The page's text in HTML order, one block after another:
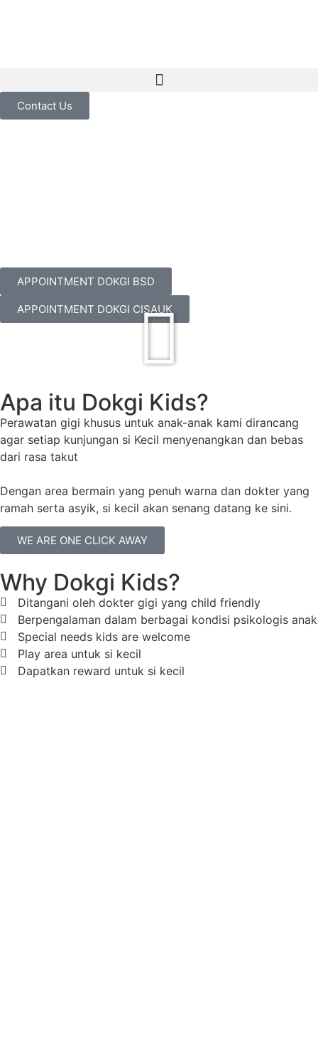
Contact Us
APPOINTMENT DOKGI BSD
APPOINTMENT DOKGI CISAUK
Apa itu Dokgi Kids?
Perawatan gigi khusus untuk anak-anak kami dirancang
agar setiap kunjungan si Kecil menyenangkan dan bebas
dari rasa takut
Dengan area bermain yang penuh warna dan dokter yang
ramah serta asyik, si kecil akan senang datang ke sini.
WE ARE ONE CLICK AWAY
Why Dokgi Kids?
Ditangani oleh dokter gigi yang child friendly
Berpengalaman dalam berbagai kondisi psikologis anak
Special needs kids are welcome
Play area untuk si kecil
Dapatkan reward untuk si kecil